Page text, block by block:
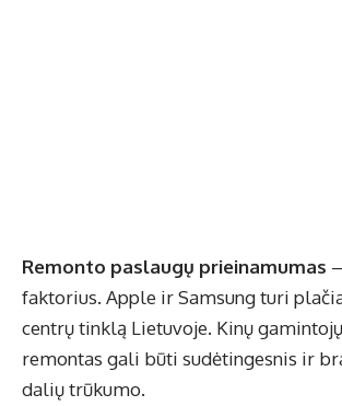
Remonto paslaugų prieinamumas
faktorius. Apple ir Samsung turi
centrų tinklą Lietuvoje. Kinų
remontas gali būti sudėtingesnis ir
dalių trūkumo.